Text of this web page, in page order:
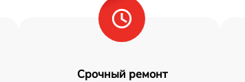
Срочный ремонт